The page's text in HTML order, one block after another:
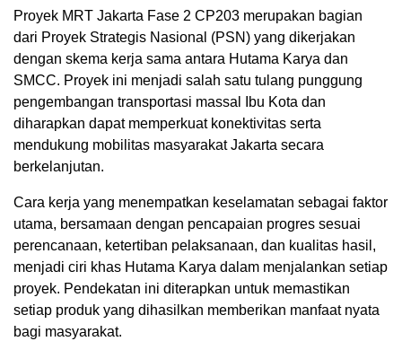
Proyek MRT Jakarta Fase 2 CP203 merupakan bagian
dari Proyek Strategis Nasional (PSN) yang dikerjakan
dengan skema kerja sama antara Hutama Karya dan
SMCC. Proyek ini menjadi salah satu tulang punggung
pengembangan transportasi massal Ibu Kota dan
diharapkan dapat memperkuat konektivitas serta
mendukung mobilitas masyarakat Jakarta secara
berkelanjutan.
Cara kerja yang menempatkan keselamatan sebagai faktor
utama, bersamaan dengan pencapaian progres sesuai
perencanaan, ketertiban pelaksanaan, dan kualitas hasil,
menjadi ciri khas Hutama Karya dalam menjalankan setiap
proyek. Pendekatan ini diterapkan untuk memastikan
setiap produk yang dihasilkan memberikan manfaat nyata
bagi masyarakat.